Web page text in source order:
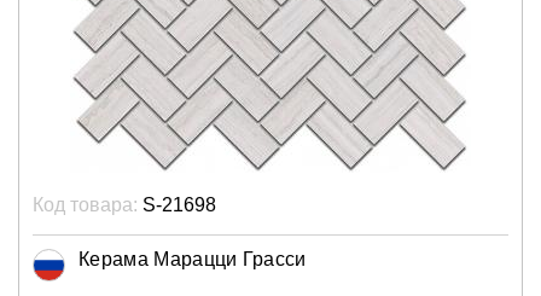
Код товара: S-21698
Керама Марацци Грасси